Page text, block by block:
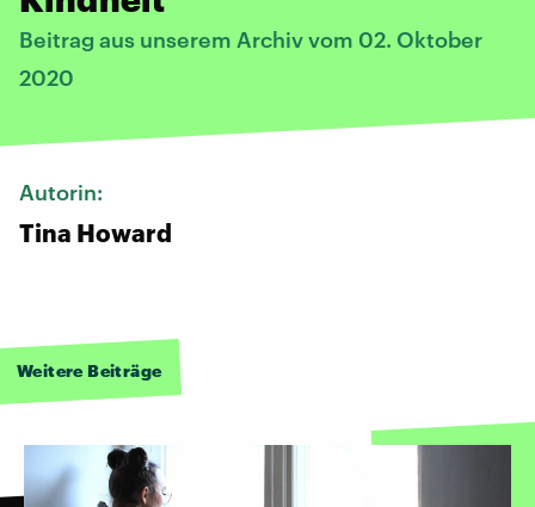
Beitrag aus unserem Archiv vom 02. Oktober
2020
Autorin:
Tina Howard
Weitere Beiträge